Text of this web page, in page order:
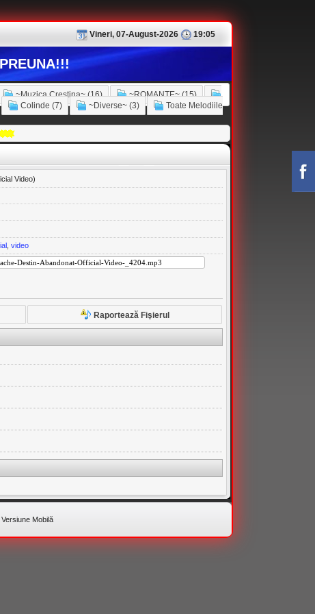
Vineri, 07-August-2026 19:05
~Muzica Crestina~ (16)
~ROMANTE~ (15)
Colinde (7) ~Diverse~ (3)
Toate Melodiile
Video)
video
Raportează Fişierul
Versiune Mobilă